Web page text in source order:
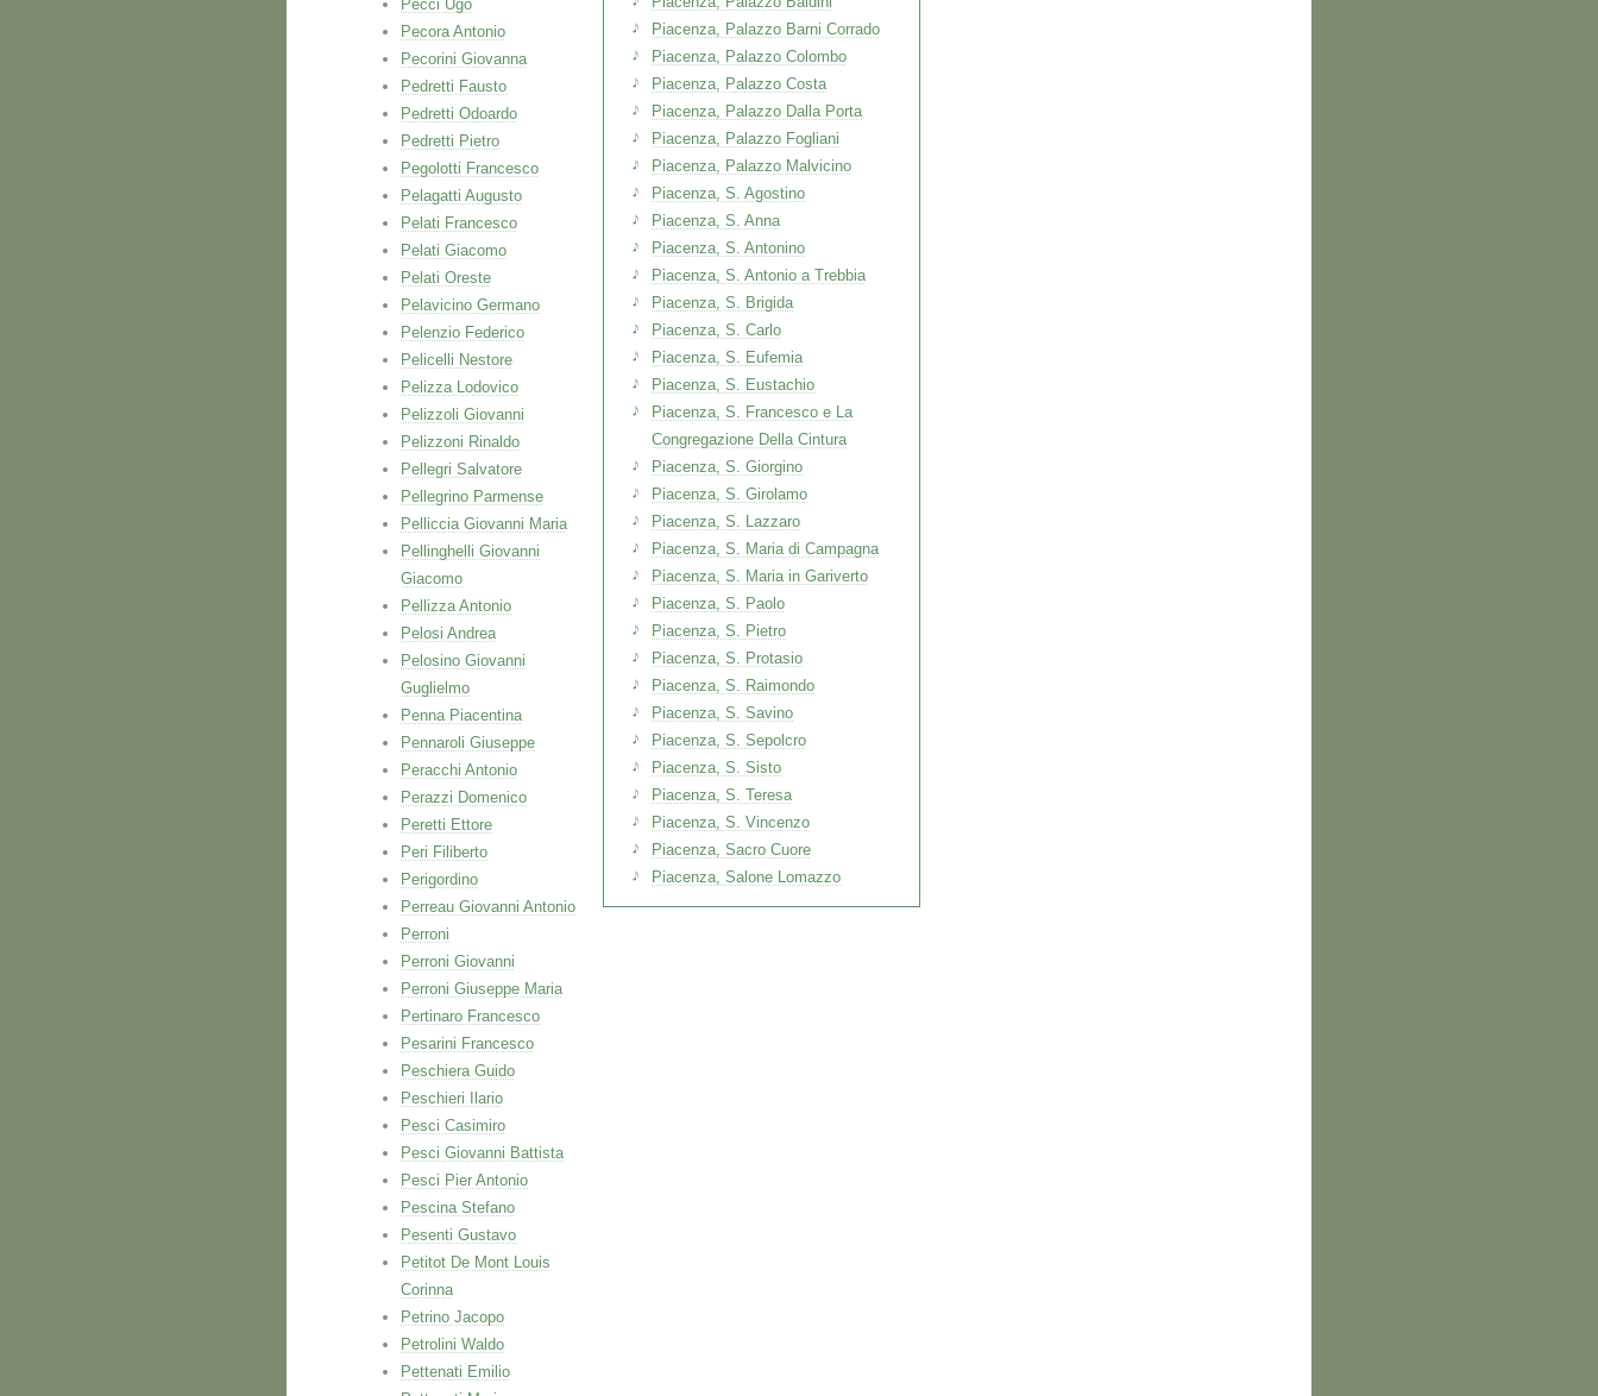
Pecci Ugo
Pecora Antonio
Pecorini Giovanna
Pedretti Fausto
Pedretti Odoardo
Pedretti Pietro
Pegolotti Francesco
Pelagatti Augusto
Pelati Francesco
Pelati Giacomo
Pelati Oreste
Pelavicino Germano
Pelenzio Federico
Pelicelli Nestore
Pelizza Lodovico
Pelizzoli Giovanni
Pelizzoni Rinaldo
Pellegri Salvatore
Pellegrino Parmense
Pelliccia Giovanni Maria
Pellinghelli Giovanni
Giacomo
Pellizza Antonio
Pelosi Andrea
Pelosino Giovanni
Guglielmo
Penna Piacentina
Pennaroli Giuseppe
Peracchi Antonio
Perazzi Domenico
Peretti Ettore
Peri Filiberto
Perigordino
Perreau Giovanni Antonio
Perroni
Perroni Giovanni
Perroni Giuseppe Maria
Pertinaro Francesco
Pesarini Francesco
Peschiera Guido
Peschieri Ilario
Pesci Casimiro
Pesci Giovanni Battista
Pesci Pier Antonio
Pescina Stefano
Pesenti Gustavo
Petitot De Mont Louis
Corinna
Petrino Jacopo
Petrolini Waldo
Pettenati Emilio
Piacenza, Palazzo Barni Corrado
Piacenza, Palazzo Colombo
Piacenza, Palazzo Costa
Piacenza, Palazzo Dalla Porta
Piacenza, Palazzo Fogliani
Piacenza, Palazzo Malvicino
Piacenza, S. Agostino
Piacenza, S. Anna
Piacenza, S. Antonino
Piacenza, S. Antonio a Trebbia
Piacenza, S. Brigida
Piacenza, S. Carlo
Piacenza, S. Eufemia
Piacenza, S. Eustachio
Piacenza, S. Francesco e La
Congregazione Della Cintura
Piacenza, S. Giorgino
Piacenza, S. Girolamo
Piacenza, S. Lazzaro
Piacenza, S. Maria di Campagna
Piacenza, S. Maria in Gariverto
Piacenza, S. Paolo
Piacenza, S. Pietro
Piacenza, S. Protasio
Piacenza, S. Raimondo
Piacenza, S. Savino
Piacenza, S. Sepolcro
Piacenza, S. Sisto
Piacenza, S. Teresa
Piacenza, S. Vincenzo
Piacenza, Sacro Cuore
Piacenza, Salone Lomazzo